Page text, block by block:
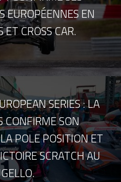
EUROPÉENNES EN
ET CROSS CAR.
SERIES : LA
CONFIRME SON
POLE POSITION ET
SCRATCH AU